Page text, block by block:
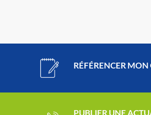
RÉFÉRENCER MON
PUBLIER UNE